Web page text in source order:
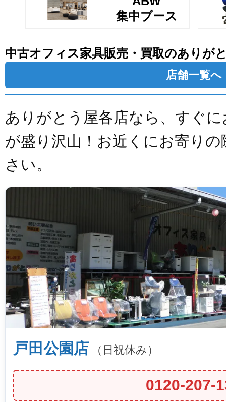
集中ブース
中古オフィス家具販売・買取のありが
店舗一覧へ
ありがとう屋各店なら、すぐ
が盛り沢山！お近くにお寄り
さい。
戸田公園店 （日祝休み）
0120-207-